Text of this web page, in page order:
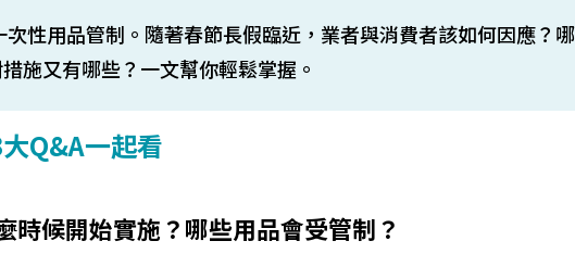
性用品管制。隨著春節長假臨近，業者與消費者該如何因應？哪
施又有哪些？一文幫你輕鬆掌握。
Q&A一起看
時候開始實施？哪些用品會受管制？